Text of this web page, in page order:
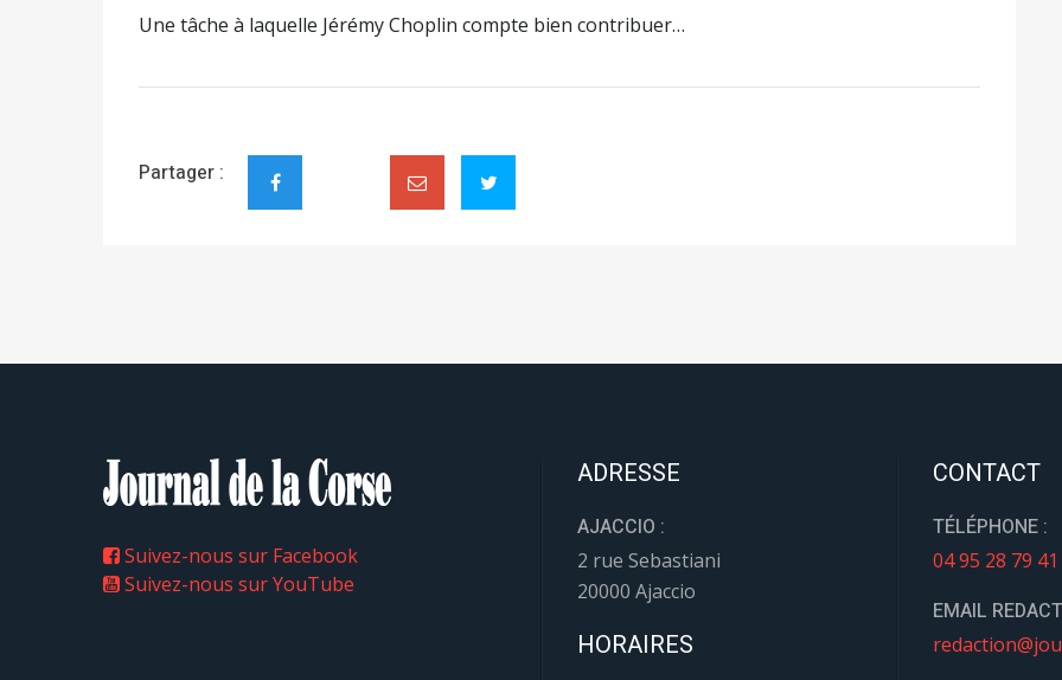
Une tâche à laquelle Jérémy Choplin compte bien contribuer…
Partager :
Suivez-nous sur Facebook
Suivez-nous sur YouTube
ADRESSE
AJACCIO :
2 rue Sebastiani
20000 Ajaccio
HORAIRES
CONTACT
TÉLÉPHONE :
04 95 28 79 41
EMAIL